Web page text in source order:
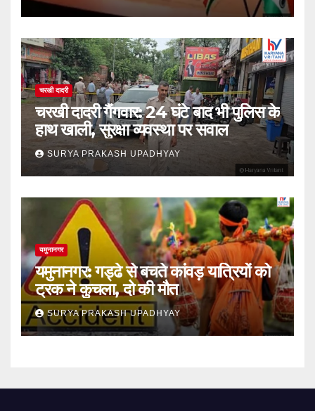
चरखी दादरी
चरखी दादरी गैंगवार: 24 घंटे बाद भी पुलिस के
हाथ खाली, सुरक्षा व्यवस्था पर सवाल
SURYA PRAKASH UPADHYAY
यमुनानगर
यमुनानगर: गड्ढे से बचते कांवड़ यात्रियों को
ट्रक ने कुचला, दो की मौत
SURYA PRAKASH UPADHYAY